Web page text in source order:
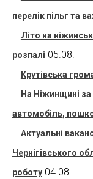
перелік пільг та
Літо на
розпалі 05.08.
Крутівська
На Ніжинщині
автомобіль,
Актуальні
Чернігівського
роботу 04.08.